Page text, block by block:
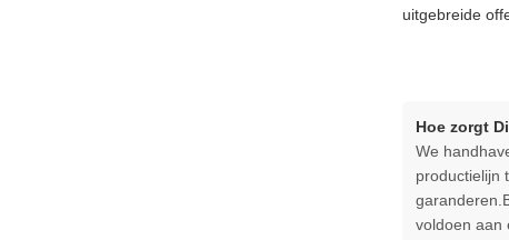
uitgebreide
Hoe zorgt
We
productielijn
voldoen aan